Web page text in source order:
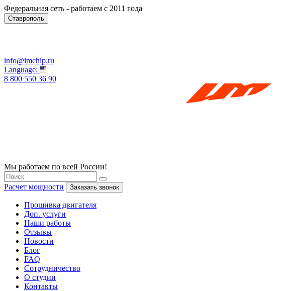
Федеральная сеть - работаем с 2011 года
Ставрополь
info@imchip.ru
Language:
8 800 550 36 90
Мы работаем по всей России!
Расчет мощности Заказать звонок
Прошивка двигателя
Доп. услуги
Наши работы
Отзывы
Новости
Блог
FAQ
Сотрудничество
О студии
Контакты